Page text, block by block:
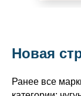
Новая
Ранее все